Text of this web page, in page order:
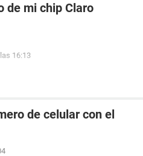
de mi chip Claro
16:13
de celular con el